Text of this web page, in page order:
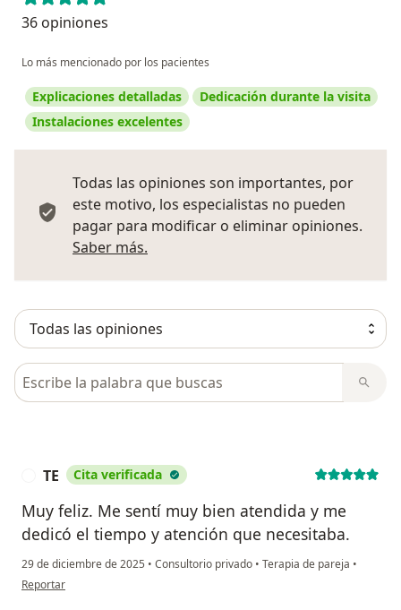
36 opiniones
Lo más mencionado por los pacientes
Explicaciones detalladas
Dedicación durante la visita
Instalaciones excelentes
Todas las opiniones son importantes, por
este motivo, los especialistas no pueden
pagar para modificar o eliminar opiniones.
Saber más.
Busca en opiniones
TE Cita verificada
Muy feliz. Me sentí muy bien atendida y me
dedicó el tiempo y atención que necesitaba.
29 de diciembre de 2025 • Consultorio privado • Terapia de pareja •
en opinión del usuario TE
Reportar